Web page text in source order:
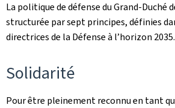
La politique de défense du Grand-Duché
structurée par sept principes, définies
directrices de la Défense à l’horizon 2035.
Solidarité
Pour être pleinement reconnu en tant